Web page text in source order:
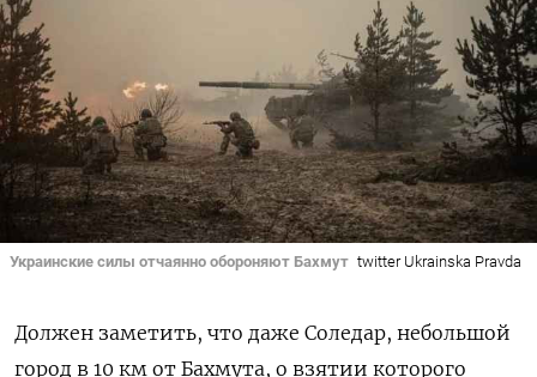
Украинские силы отчаянно обороняют Бахмут twitter Ukrainska Pravda
Должен заметить, что даже Соледар, небольшой
город в 10 км от Бахмута, о взятии которого